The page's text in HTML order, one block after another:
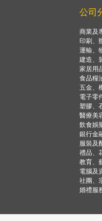
公司
商業及
印刷、
運輸、
建造、
家居用
食品糧
五金、
電子零
塑膠、
醫療美
飲食娛
銀行金
服裝及
禮品、
教育、
電腦及
社團、
婚禮服